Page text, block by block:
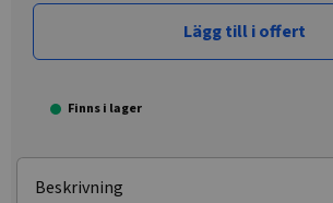
Lägg till i offert
Finns i lager
Beskrivning